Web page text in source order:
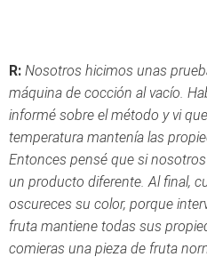
R: Nosotros hicimos unas
máquina de cocción al vacío.
informé sobre el método y vi
temperatura mantenía las
Entonces pensé que si
un producto diferente. Al final,
oscureces su color, porque
fruta mantiene todas sus
comieras una pieza de fruta